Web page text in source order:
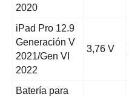
2020
iPad Pro 12.9
Generación V
2021/Gen VI
2022
3,76 V
Batería para